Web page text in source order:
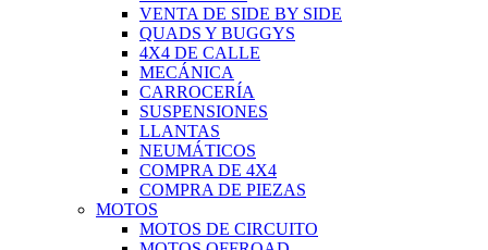
VENTA DE SIDE BY SIDE
QUADS Y BUGGYS
4X4 DE CALLE
MECÁNICA
CARROCERÍA
SUSPENSIONES
LLANTAS
NEUMÁTICOS
COMPRA DE 4X4
COMPRA DE PIEZAS
MOTOS
MOTOS DE CIRCUITO